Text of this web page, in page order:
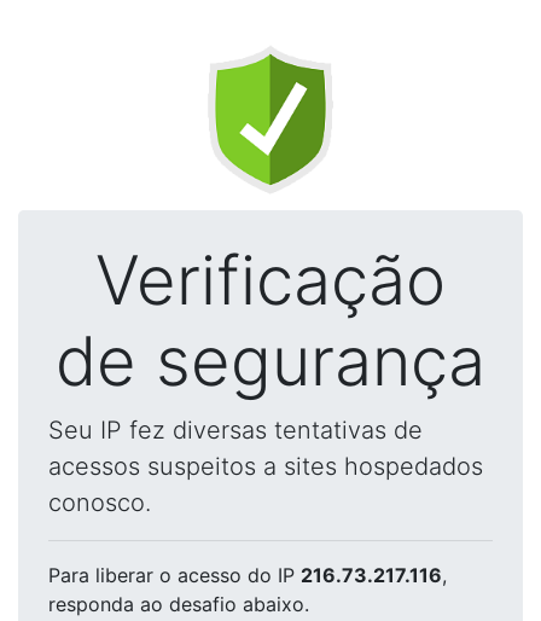
Verificação
de segurança
Seu IP fez diversas tentativas de
acessos suspeitos a sites hospedados
conosco.
Para liberar o acesso do IP 216.73.217.116,
responda ao desafio abaixo.